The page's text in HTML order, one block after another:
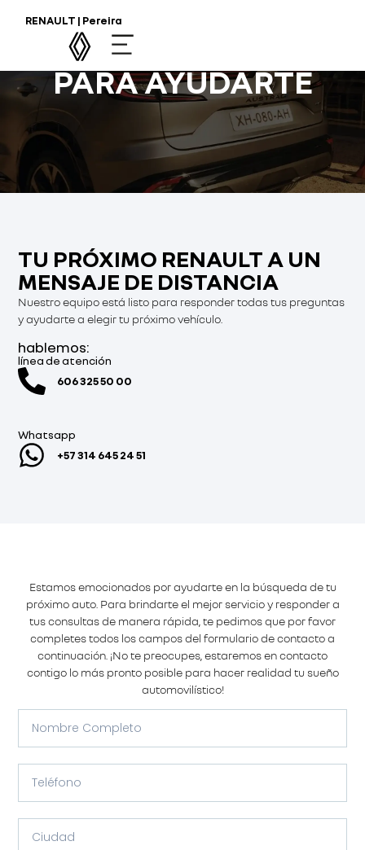
RENAULT | Pereira
EN CALDAS MOTOR
PEREIRA ESTAMOS
PARA AYUDARTE
TU PRÓXIMO RENAULT A UN
MENSAJE DE DISTANCIA
Nuestro equipo está listo para responder todas tus preguntas
y ayudarte a elegir tu próximo vehículo.
hablemos:
línea de atención
606 325 50 00
Whatsapp
+57 314 645 24 51
Estamos emocionados por ayudarte en la búsqueda de tu
próximo auto. Para brindarte el mejor servicio y responder a
tus consultas de manera rápida, te pedimos que por favor
completes todos los campos del formulario de contacto a
continuación. ¡No te preocupes, estaremos en contacto
contigo lo más pronto posible para hacer realidad tu sueño
automovilístico!